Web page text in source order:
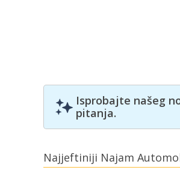
Isprobajte našeg
pitanja.
Najjeftiniji Najam